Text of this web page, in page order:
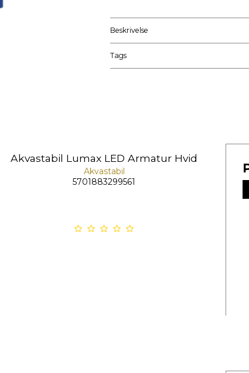
Beskrivelse
Tags
Akvastabil Lumax LED Armatur Hvid
Akvastabil
5701883299561